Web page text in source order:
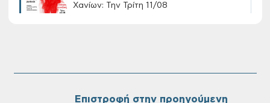
Χανίων: Την Τρίτη 11/08
Τακτική συνεδρίαση Δημοτικής Επιτροπής
Επιστροφή στην προηγούμενη